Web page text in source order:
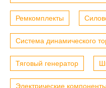
Ремкомплекты
Система динамического
Тяговый генератор
Электрические